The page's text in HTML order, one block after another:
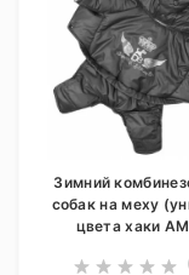
Зимний
собак на меху
цвета хаки